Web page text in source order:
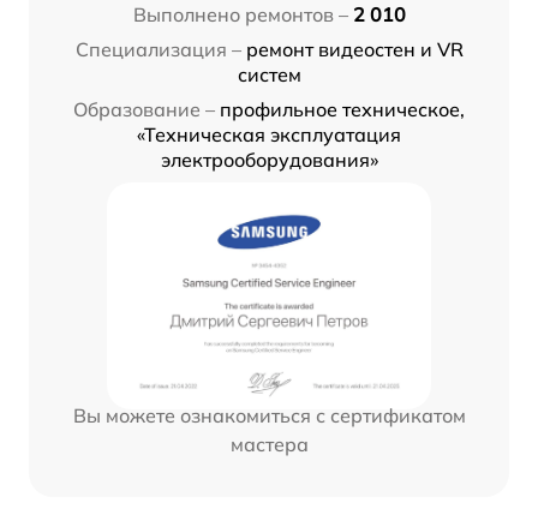
Выполнено ремонтов – 2 010
Специализация – ремонт видеостен и VR
систем
Образование – профильное техническое,
«Техническая эксплуатация
электрооборудования»
Вы можете ознакомиться с сертификатом
мастера